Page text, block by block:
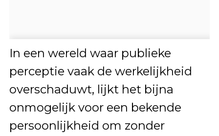
In een wereld waar publieke
perceptie vaak de werkelijkheid
overschaduwt, lijkt het bijna
onmogelijk voor een bekende
persoonlijkheid om zonder